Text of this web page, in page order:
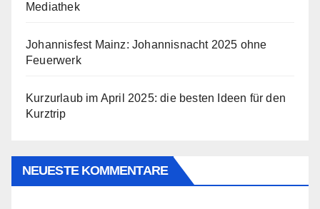
Mediathek
Johannisfest Mainz: Johannisnacht 2025 ohne
Feuerwerk
Kurzurlaub im April 2025: die besten Ideen für den
Kurztrip
NEUESTE KOMMENTARE